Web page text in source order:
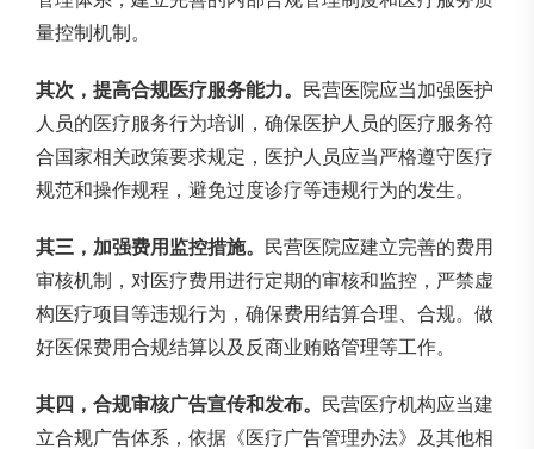
量控制机制。
其次，提高合规医疗服务能力。
民营医院应当加强医护
人员的医疗服务行为培训，确保医护人员的医疗服务符
合国家相关政策要求规定，医护人员应当严格遵守医疗
规范和操作规程，避免过度诊疗等违规行为的发生。
其三，加强费用监控措施。
民营医院应建立完善的费用
审核机制，对医疗费用进行定期的审核和监控，严禁虚
构医疗项目等违规行为，确保费用结算合理、合规。做
好医保费用合规结算以及反商业贿赂管理等工作。
其四，合规审核广告宣传和发布。
民营医疗机构应当建
立合规广告体系，依据《医疗广告管理办法》及其他相